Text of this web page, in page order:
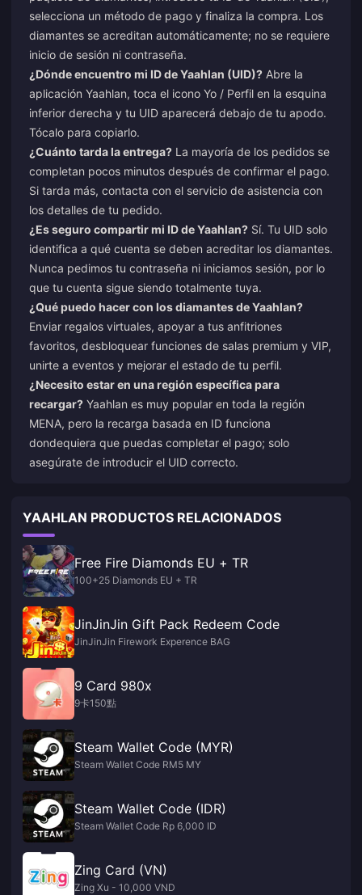
selecciona un método de pago y finaliza la compra. Los
diamantes se acreditan automáticamente; no se requiere
inicio de sesión ni contraseña.
¿Dónde encuentro mi ID de Yaahlan (UID)? Abre la
aplicación Yaahlan, toca el icono Yo / Perfil en la esquina
inferior derecha y tu UID aparecerá debajo de tu apodo.
Tócalo para copiarlo.
¿Cuánto tarda la entrega? La mayoría de los pedidos se
completan pocos minutos después de confirmar el pago.
Si tarda más, contacta con el servicio de asistencia con
los detalles de tu pedido.
¿Es seguro compartir mi ID de Yaahlan? Sí. Tu UID solo
identifica a qué cuenta se deben acreditar los diamantes.
Nunca pedimos tu contraseña ni iniciamos sesión, por lo
que tu cuenta sigue siendo totalmente tuya.
¿Qué puedo hacer con los diamantes de Yaahlan?
Enviar regalos virtuales, apoyar a tus anfitriones
favoritos, desbloquear funciones de salas premium y VIP,
unirte a eventos y mejorar el estado de tu perfil.
¿Necesito estar en una región específica para
recargar? Yaahlan es muy popular en toda la región
MENA, pero la recarga basada en ID funciona
dondequiera que puedas completar el pago; solo
asegúrate de introducir el UID correcto.
YAAHLAN PRODUCTOS RELACIONADOS
Free Fire Diamonds EU + TR
100+25 Diamonds EU + TR
JinJinJin Gift Pack Redeem Code
JinJinJin Firework Experence BAG
9 Card 980x
9卡150點
Steam Wallet Code (MYR)
Steam Wallet Code RM5 MY
Steam Wallet Code (IDR)
Steam Wallet Code Rp 6,000 ID
Zing Card (VN)
Zing Xu - 10,000 VND